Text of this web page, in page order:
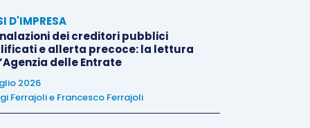
D'IMPRESA
dei creditori pubblici
e allerta precoce: la lettura
delle Entrate
2026
Ferrajolie Francesco Ferrajoli